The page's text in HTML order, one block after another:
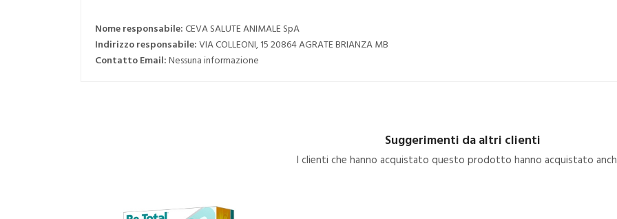
Nome responsabile:CEVA SALUTE ANIMALE SpA
Indirizzo responsabile:VIA COLLEONI, 15 20864 AGRATE BRIANZA MB
Contatto Email:Nessuna informazione
Suggerimenti da altri clienti
I clienti che hanno acquistato questo prodotto hanno acquistato